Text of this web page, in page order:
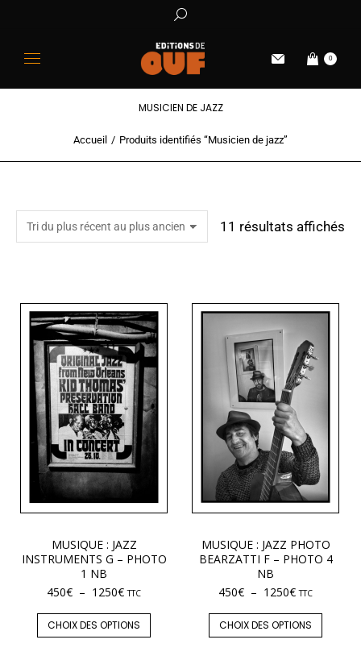
0
MUSICIEN DE JAZZ
Vous êtes ici :
Accueil Produits identifiés “Musicien de jazz”
11 résultats affichés
MUSIQUE : JAZZ
INSTRUMENTS G – PHOTO
1 NB
450€ – 1250€ TTC
CHOIX DES OPTIONS
MUSIQUE : JAZZ PHOTO
BEARZATTI F – PHOTO 4
NB
450€ – 1250€ TTC
CHOIX DES OPTIONS